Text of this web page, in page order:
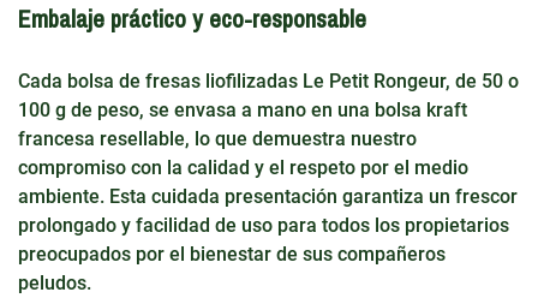
Embalaje práctico y eco-responsable
Cada bolsa de fresas liofilizadas Le Petit Rongeur, de 50 o
100 g de peso, se envasa a mano en una bolsa kraft
francesa resellable, lo que demuestra nuestro
compromiso con la calidad y el respeto por el medio
ambiente. Esta cuidada presentación garantiza un frescor
prolongado y facilidad de uso para todos los propietarios
preocupados por el bienestar de sus compañeros
peludos.